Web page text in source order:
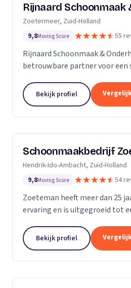
Rijnaard Schoonmaak
Zoetermeer, Zuid-Holland
9,8Moving Score 55
Rijnaard Schoonmaak &
betrouwbare partner voor een
goed georganiseerd
Zoetermeer, bieden wij...
Bekijk profiel
Schoonmaakbedrijf
Hendrik-Ido-Ambacht, Zuid-Holland
9,8Moving Score 54
Zoeteman heeft meer dan 25
ervaring en is uitgegroeid tot
medewerkers zijn we actief in
Bekijk profiel